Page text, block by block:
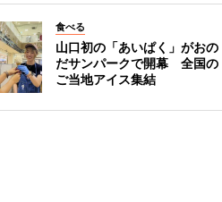
食べる
山口初の「あいぱく」がおの
だサンパークで開幕 全国の
ご当地アイス集結